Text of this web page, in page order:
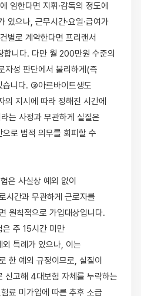
임한다면 지휘·감독의 정도에
있으나, 근무시간·요일·급여가
별로 계약한다면 프리랜서
니다. 다만 월 200만원 수준의
자성 판단에서 불리하게(즉
습니다. ③아르바이트생도
의 지시에 따라 정해진 시간에
는 사정과 무관하게 실질은
로 법적 의무를 회피할 수
은 사실상 예외 없이
시간과 무관하게 근로자를
원칙적으로 가입대상입니다.
은 주 15시간 미만
특례가 있으나, 이는
한 예외 규정이므로, 실질이
신고해 4대보험 자체를 누락하는
료 미가입에 따른 추후 소급